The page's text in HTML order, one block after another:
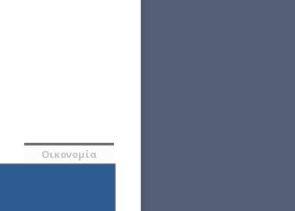
Οικονομία